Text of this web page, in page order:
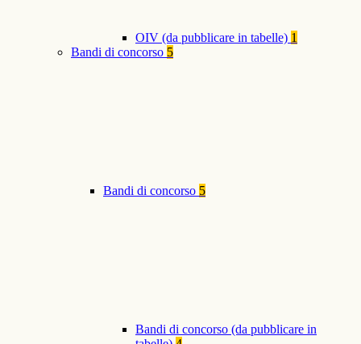
OIV (da pubblicare in tabelle) 1
Bandi di concorso 5
Bandi di concorso 5
Bandi di concorso (da pubblicare in